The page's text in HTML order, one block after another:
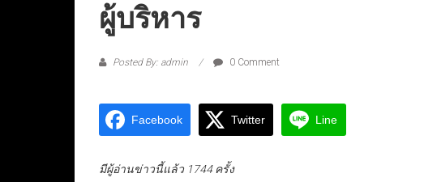
ผู้บริหาร
Posted By: admin 0 Comment
Facebook Twitter Line
มีผู้อ่านข่าวนี้แล้ว 1744 ครั้ง